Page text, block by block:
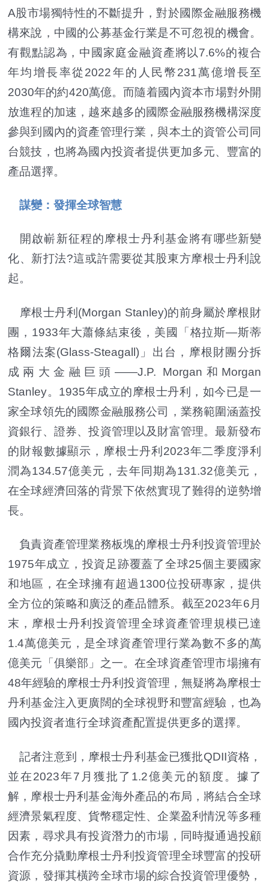
A股市場獨特性的不斷提升，對於國際金融服務機
構來說，中國的公募基金行業是不可忽視的機會。
有觀點認為，中國家庭金融資產將以7.6%的複合
年均增長率從2022年的人民幣231萬億增長至
2030年的約420萬億。而隨着國內資本市場對外開
放進程的加速，越來越多的國際金融服務機構深度
參與到國內的資產管理行業，與本土的資管公司同
台競技，也將為國內投資者提供更加多元、豐富的
產品選擇。
謀變：發揮全球智慧
開啟嶄新征程的摩根士丹利基金將有哪些新變
化、新打法?這或許需要從其股東方摩根士丹利說
起。
摩根士丹利(Morgan Stanley)的前身屬於摩根財
團，1933年大蕭條結束後，美國「格拉斯—斯蒂
格爾法案(Glass-Steagall)」出台，摩根財團分拆
成兩大金融巨頭——J.P. Morgan和Morgan
Stanley。1935年成立的摩根士丹利，如今已是一
家全球領先的國際金融服務公司，業務範圍涵蓋投
資銀行、證券、投資管理以及財富管理。最新發布
的財報數據顯示，摩根士丹利2023年二季度淨利
潤為134.57億美元，去年同期為131.32億美元，
在全球經濟回落的背景下依然實現了難得的逆勢增
長。
負責資產管理業務板塊的摩根士丹利投資管理於
1975年成立，投資足跡覆蓋了全球25個主要國家
和地區，在全球擁有超過1300位投研專家，提供
全方位的策略和廣泛的產品體系。截至2023年6月
末，摩根士丹利投資管理全球資產管理規模已達
1.4萬億美元，是全球資產管理行業為數不多的萬
億美元「俱樂部」之一。在全球資產管理市場擁有
48年經驗的摩根士丹利投資管理，無疑將為摩根士
丹利基金注入更廣闊的全球視野和豐富經驗，也為
國內投資者進行全球資產配置提供更多的選擇。
記者注意到，摩根士丹利基金已獲批QDII資格，
並在2023年7月獲批了1.2億美元的額度。據了
解，摩根士丹利基金海外產品的布局，將結合全球
經濟景氣程度、貨幣穩定性、企業盈利情況等多種
因素，尋求具有投資潛力的市場，同時擬通過投顧
合作充分撬動摩根士丹利投資管理全球豐富的投研
資源，發揮其橫跨全球市場的綜合投資管理優勢，